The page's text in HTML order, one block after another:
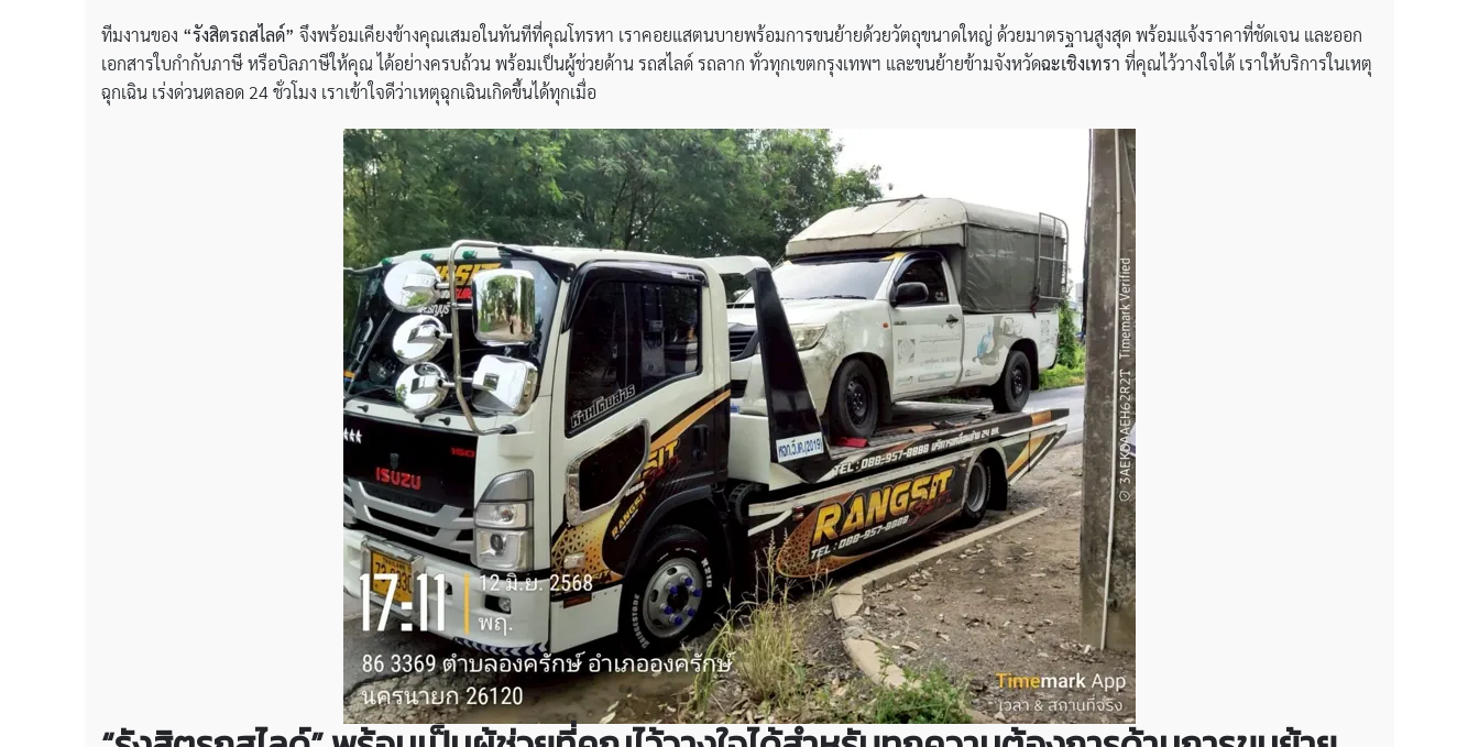
ทีมงานของ “รังสิตรถสไลด์” จึงพร้อมเคียงข้างคุณเสมอในทันทีที่คุณโทรหา เราคอยแสตนบายพร้อมการขนย้ายด้วยวัตถุขนาดใหญ่ ด้วยมาตรฐานสูงสุด พร้อมแจ้งราคาที่ชัดเจน และออก
เอกสารใบกำกับภาษี หรือบิลภาษีให้คุณ ได้อย่างครบถ้วน พร้อมเป็นผู้ช่วยด้าน รถสไลด์ รถลาก ทั่วทุกเขตกรุงเทพฯ และขนย้ายข้ามจังหวัดฉะเชิงเทรา ที่คุณไว้วางใจได้ เราให้บริการในเหตุ
ฉุกเฉิน เร่งด่วนตลอด 24 ชั่วโมง เราเข้าใจดีว่าเหตุฉุกเฉินเกิดขึ้นได้ทุกเมื่อ